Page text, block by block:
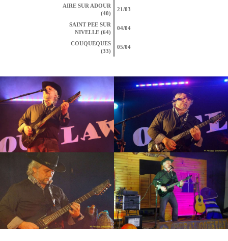
AIRE SUR ADOUR
(40)
21/03
SAINT PEE SUR
NIVELLE (64)
04/04
COUQUEQUES
(33)
05/04